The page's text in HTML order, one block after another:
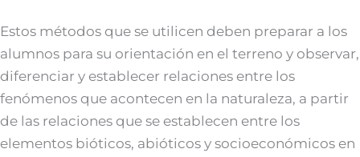
Estos métodos que se utilicen deben preparar a los
alumnos para su orientación en el terreno y observar,
diferenciar y establecer relaciones entre los
fenómenos que acontecen en la naturaleza, a partir
de las relaciones que se establecen entre los
elementos bióticos, abióticos y socioeconómicos en